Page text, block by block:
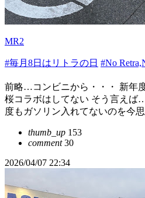
MR2
#毎月8日はリトラの日 #No
前略…コンビニから・・・ 新年
桜コラボはしてない そう言えば
度もガソリン入れてないのを今
thumb_up 153
comment30
2026/04/07 22:34